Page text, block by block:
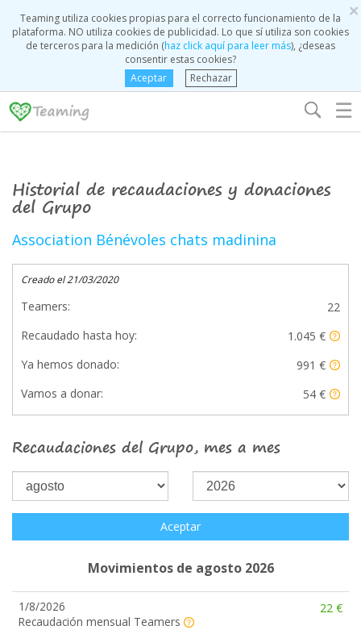
×
Teaming utiliza cookies propias para el correcto funcionamiento de la
plataforma. NO utiliza cookies de publicidad. Lo que sí utiliza son cookies
de terceros para la medición (haz click aquí para leer más), ¿deseas
consentir estas cookies?
Aceptar
Rechazar
☰
Historial de recaudaciones y donaciones
del Grupo
Association Bénévoles chats madinina
Creado el 21/03/2020
Teamers:
22
Recaudado hasta hoy:
1.045 €
Ya hemos donado:
991 €
Vamos a donar:
54 €
Recaudaciones del Grupo, mes a mes
Aceptar
Movimientos de agosto 2026
1/8/2026
Recaudación mensual Teamers
22 €